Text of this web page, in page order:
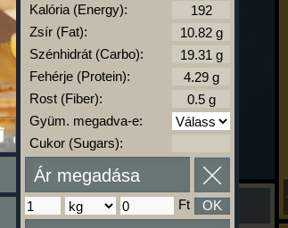
Kalória (Energy):
Zsír (Fat):
Szénhidrát (Carbo):
Fehérje (Protein):
Rost (Fiber):
Gyüm. megadva-e:
Cukor (Sugars):
Ár megadása
Ft OK